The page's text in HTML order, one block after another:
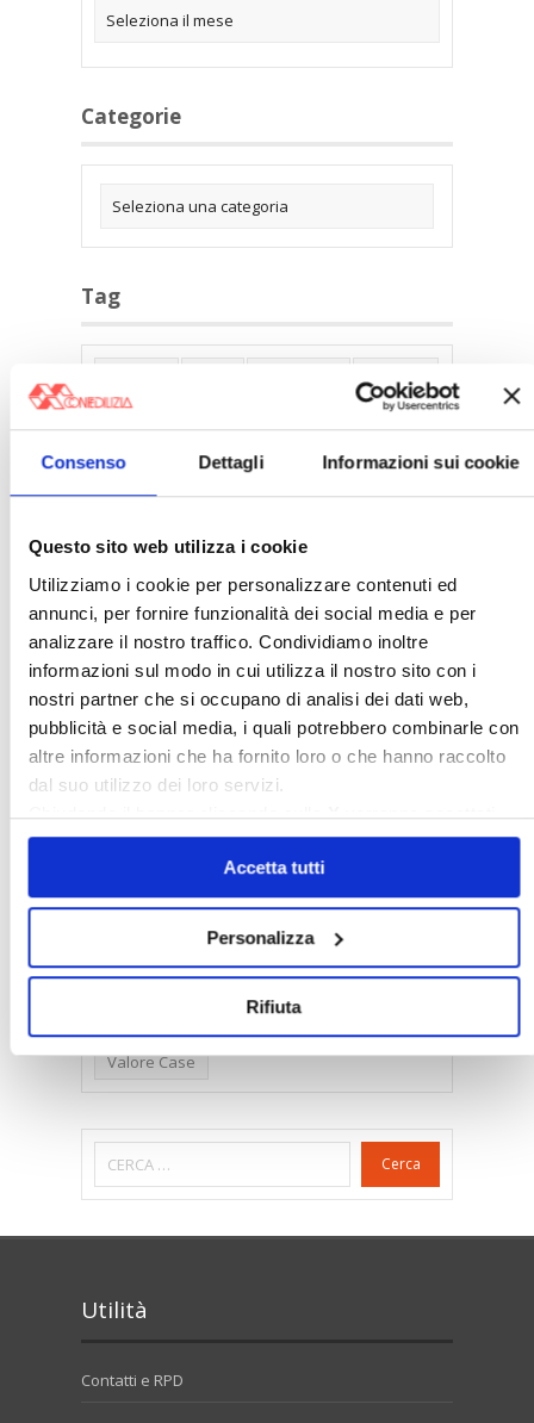
Consenso Dettagli Informazioni sui cookie
Questo sito web utilizza i cookie
Utilizziamo i cookie per personalizzare contenuti ed
annunci, per fornire funzionalità dei social media e per
analizzare il nostro traffico. Condividiamo inoltre
informazioni sul modo in cui utilizza il nostro sito con i
nostri partner che si occupano di analisi dei dati web,
pubblicità e social media, i quali potrebbero combinarle con
altre informazioni che ha fornito loro o che hanno raccolto
dal suo utilizzo dei loro servizi.
Chiudendo il banner cliccando sullaXverranno accettati
solo i cookie necessari.
Accetta tutti
Personalizza
Rifiuta
Categorie
Tag
Assemblea Condominio
Banca Woolwich
Blocco Affitti Brevi
Buon Senso
Collabenti
Compravendite Immobiliari
Condominio
Confcommercio
Confedilizia.EU
Detrazioni Edilizie
Dirittiproprietà
Emissioni
Firenze
Gabetti Spa
Green Deal
Green Party
Ideologia Green
Irregolarità Formali
Libero Mercato
Monolocali
New York
Prezzi Case
Prima Casa
Proprietari Casa
Rendite Catastali
Rivoluzioneliberale
Ruderi
Sicurezza
Sommerso
Valore Case
Cerca
Utilità
Contatti e RPD